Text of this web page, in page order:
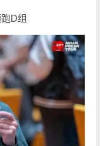
D组